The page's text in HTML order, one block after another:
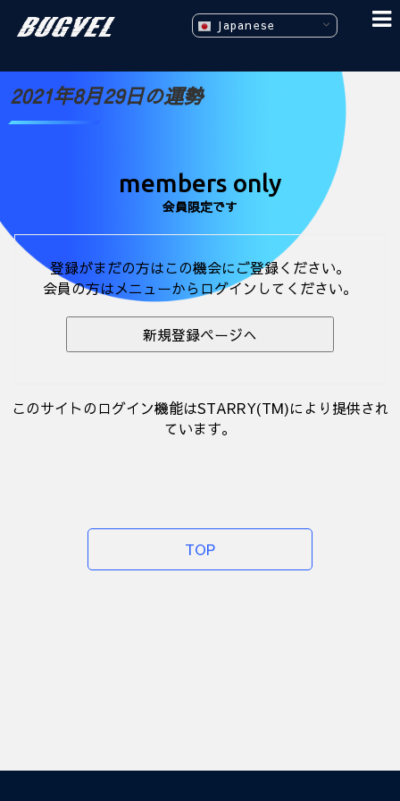
2021年8月29日の運勢
members only
会員限定です
登録がまだの方はこの機会にご登録ください。
会員の方はメニューからログインしてください。
新規登録ページへ
このサイトのログイン機能はSTARRY(TM)により提供され
ています。
TOP
Japanese